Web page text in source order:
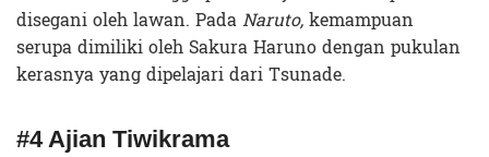
disegani oleh lawan. PadaNaruto,kemampuan
serupa dimiliki oleh Sakura Haruno dengan pukulan
kerasnya yang dipelajari dari Tsunade.
#4 Ajian Tiwikrama